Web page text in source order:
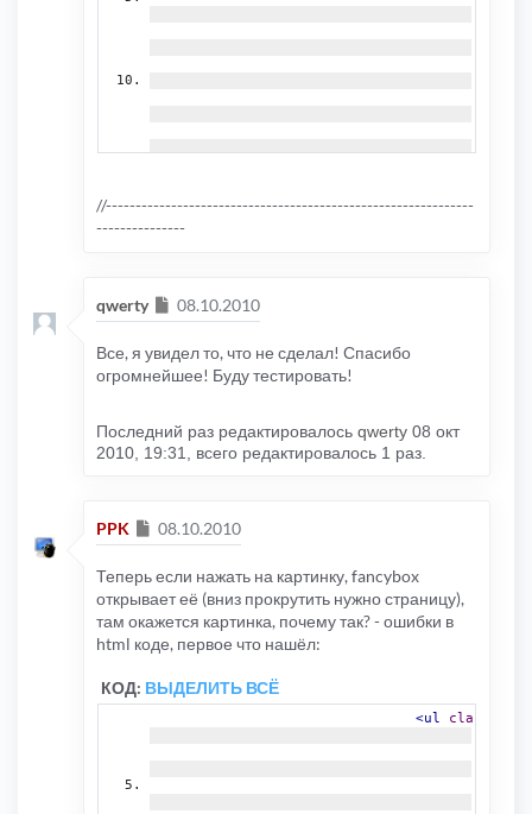
//--------------------------------------------------------------
---------------
qwerty Сообщение
08.10.2010
Все, я увидел то, что не сделал! Спасибо
огромнейшее! Буду тестировать!
Последний раз редактировалось qwerty 08 окт
2010, 19:31, всего редактировалось 1 раз.
PPK Сообщение
08.10.2010
Теперь если нажать на картинку, fancybox
открывает её (вниз прокрутить нужно страницу),
там окажется картинка, почему так? - ошибки в
html коде, первое что нашёл:
КОД: ВЫДЕЛИТЬ ВСЁ
<ul class